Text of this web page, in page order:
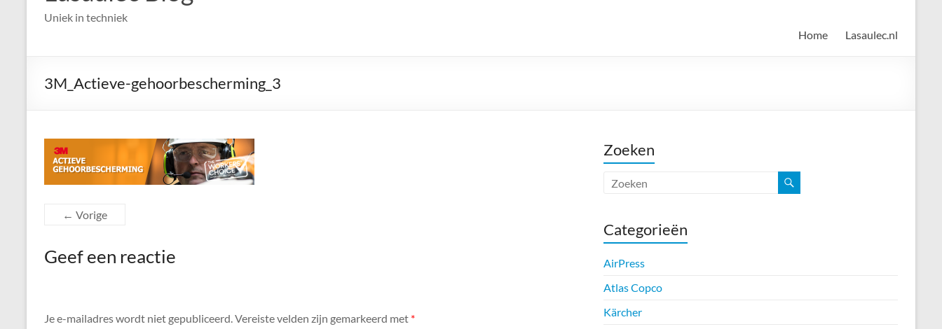
Uniek in techniek
Home
Lasaulec.nl
3M_Actieve-gehoorbescherming_3
← Vorige
Geef een reactie
Je e-mailadres wordt niet gepubliceerd. Vereiste velden zijn gemarkeerd met *
Zoeken
Categorieën
AirPress
Atlas Copco
Kärcher